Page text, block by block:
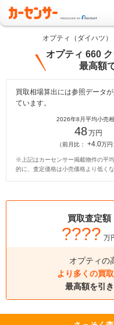
オプティ（ダイハツ
オプティ 660
最高額
買取相場算出には参照データ
ています。
2026年8月平均小売
48万円
（前月比： +4.0万円
※上記はカーセンサー掲載物件の平
的に、査定価格は小売価格より低くな
買取査定額
???? 万
オプティの
より多くの買
最高額を引